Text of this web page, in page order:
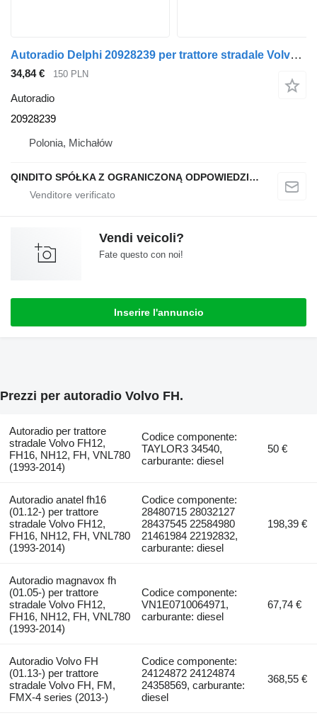
Autoradio Delphi 20928239 per trattore stradale Volvo FH
34,84 € 150 PLN
Autoradio
20928239
Polonia, Michałów
QINDITO SPÓŁKA Z OGRANICZONĄ ODPOWIEDZIALNOŚCIĄ
Vendi veicoli?
Fate questo con noi!
Inserire l'annuncio
Prezzi per autoradio Volvo FH.
Autoradio per trattore
stradale Volvo FH12,
FH16, NH12, FH, VNL780
(1993-2014)
Codice componente:
TAYLOR3 34540,
carburante: diesel
50 €
Autoradio anatel fh16
(01.12-) per trattore
stradale Volvo FH12,
FH16, NH12, FH, VNL780
(1993-2014)
Codice componente:
28480715 28032127
28437545 22584980
21461984 22192832,
carburante: diesel
198,39 €
Autoradio magnavox fh
(01.05-) per trattore
stradale Volvo FH12,
FH16, NH12, FH, VNL780
(1993-2014)
Codice componente:
VN1E0710064971,
carburante: diesel
67,74 €
Autoradio Volvo FH
(01.13-) per trattore
stradale Volvo FH, FM,
FMX-4 series (2013-)
Codice componente:
24124872 24124874
24358569, carburante:
diesel
368,55 €